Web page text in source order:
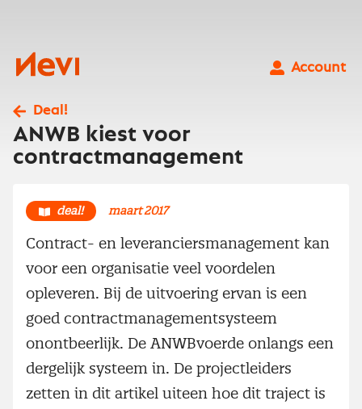
Nevi
Account
Deal!
ANWB kiest voor
contractmanagement
deal! maart 2017
Contract- en leveranciersmanagement kan
voor een organisatie veel voordelen
opleveren. Bij de uitvoering ervan is een
goed contractmanagementsysteem
onontbeerlijk. De ANWBvoerde onlangs een
dergelijk systeem in. De projectleiders
zetten in dit artikel uiteen hoe dit traject is